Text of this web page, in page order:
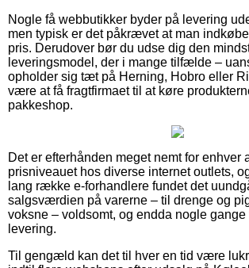
Nogle få webbutikker byder på levering
men typisk er det påkrævet at man
pris. Derudover bør du udse dig den
leveringsmodel, der i mange tilfælde –
opholder sig tæt på Herning, Hobro eller
være at få fragtfirmaet til at køre
pakkeshop.
Det er efterhånden meget nemt for enhver
prisniveauet hos diverse internet outlets,
lang række e-forhandlere fundet det
salgsværdien på varerne – til drenge og
voksne – voldsomt, og endda nogle gange
levering.
Til gengæld kan det til hver en tid være